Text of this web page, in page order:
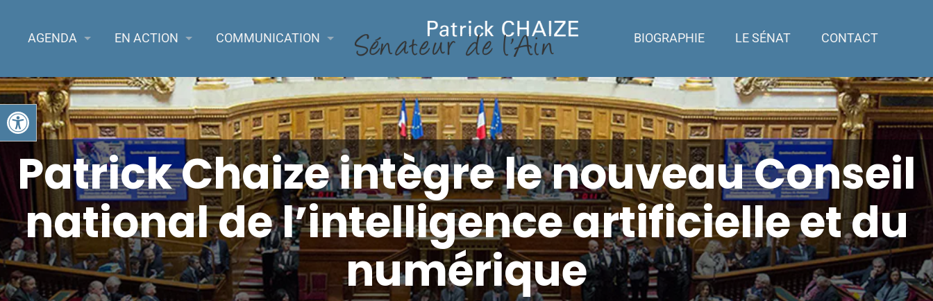
Ouvrir la barre d’outils
AGENDA EN ACTION COMMUNICATION BIOGRAPHIE LE SÉNAT CONTACT
Patrick Chaize intègre le nouveau Conseil
national de l’intelligence artificielle et du
numérique